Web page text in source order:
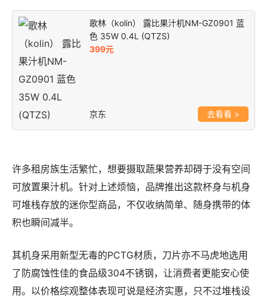
歌林（kolin） 露比果汁机NM-GZ0901 蓝
色 35W 0.4L (QTZS)
399元
京东 >
许多租房族生活繁忙，想要摄取蔬果营养却碍于没有空间
可放置果汁机。针对上述烦恼，品牌推出这款杯身与机身
可堆栈存放的迷你型商品，不仅收纳简单、随身携带的体
积也瞬间减半。
其机身采用新型无毒的PCTG材质，刀片亦不马虎地选用
了防腐蚀性佳的食品级304不锈钢，让消费者更能安心使
用。以价格综观整体表现可说是经济实惠，只不过堆栈设